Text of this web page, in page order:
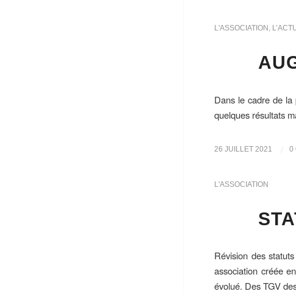
L'ASSOCIATION ,
Dans le cadre de la
quelques résultats
26 JUILLET 2021 0
L'ASSOCIATION
Révision des
association créée
évolué. Des TGV